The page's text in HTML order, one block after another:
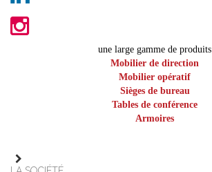
une large gamme de produits
Mobilier de direction
Mobilier opératif
Sièges de bureau
Tables de conférence
Armoires